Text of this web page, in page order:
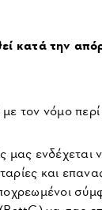
κατά την
τον νόμο
μας ενδέχεται
και